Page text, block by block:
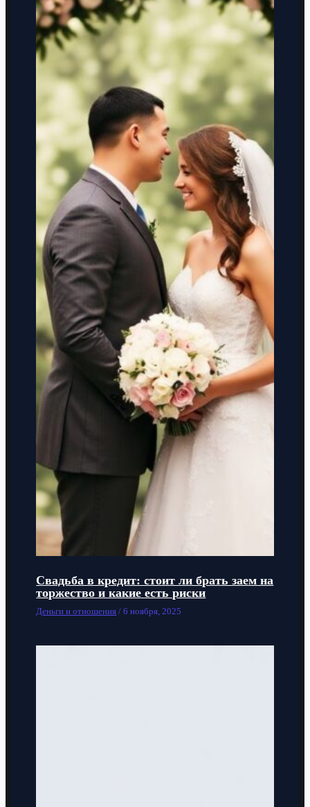
Свадьба в кредит: стоит ли брать заем на
торжество и какие есть риски
Деньги и отношения /6 ноября, 2025